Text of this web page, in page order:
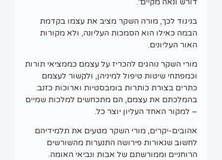
בניגוד לכך, מורה השקר מציב את עצמו בקדמת
הבמה כאילו הוא הסמכות העליונה, ולא מקורות
האור העליונים.
מורי השקר נוהגים להכריז על עצמם כממציאי תורות
וכמפתחי שיטות טיפול למיניהן, ולקשור לעצמם
כתרים בצורת כותרות בומבסטיות וארוכות כזנב.
בהמלכתם את עצמם, הם מתכחשים למלכות שמיים
– למקור האחד העליון יוצר כל.
אהובים-יקרים, מורי השקר מטעים את תלמידיהם
לחשוב שנאורות פירושה התנערות מהשורשים
הרוחניים וממורשתם של אבות ונביאי האומה.